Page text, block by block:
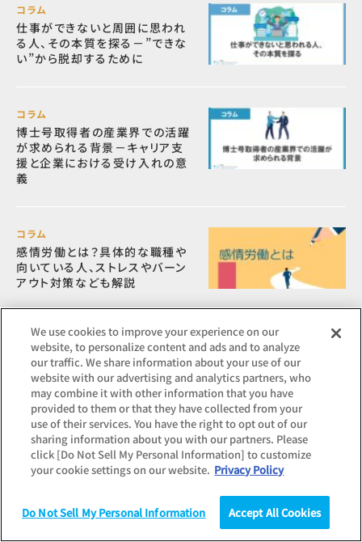
統計（データ） コラム
コラム
仕事ができないと周囲に思われ
る人、その本質を探る－”できな
い”から脱却するために
コラム
博士号取得者の産業界での活躍
が求められる背景－キャリア支
援と企業における受け入れの意
義
コラム
感情労働とは？具体的な職種や
向いている人、ストレスやバーン
アウト対策なども解説
話題のキーワード
#内定・内定率 #ランキング
#大学生（1～2年生）
#大学生（3～4年生）・大学院生
#賃金
#正社員
We use cookies to improve your experience on our
website, to personalize content and ads and to analyze
our traffic. We share information about your use of our
website with our advertising and analytics partners, who
may combine it with other information that you have
provided to them or that they have collected from your
use of their services. You have the right to opt out of our
sharing information about you with our partners. Please
click [Do Not Sell My Personal Information] to customize
your cookie settings on our website. Privacy Policy
Do Not Sell My Personal Information Accept All Cookies